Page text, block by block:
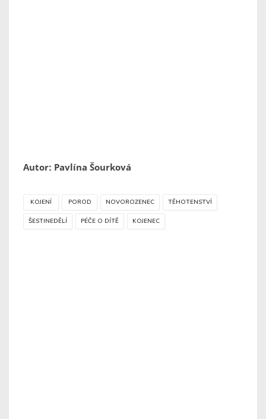
Autor: Pavlína Šourková
KOJENÍ POROD NOVOROZENEC TĚHOTENSTVÍ
ŠESTINEDĚLÍ PÉČE O DÍTĚ KOJENEC